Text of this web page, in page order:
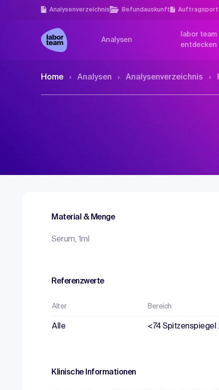
Analysen­verzeichnis Befundauskunft
Analysen
labor team
entdecken
Home Analysen Analysen­verzeichnis
Material & Menge
Serum, 1ml
Referenzwerte
Alter Bereich
Alle <74 Spitzenspiegel
Klinische Informationen